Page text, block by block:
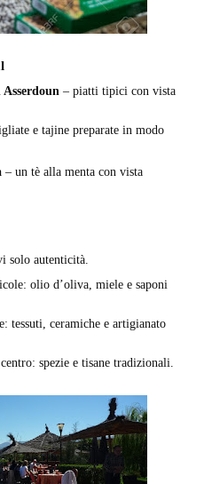
– piatti tipici con vista
e tajine preparate in modo
– un tè alla menta con vista
solo autenticità.
olio d’oliva, miele e saponi
tessuti, ceramiche e artigianato
spezie e tisane tradizionali.